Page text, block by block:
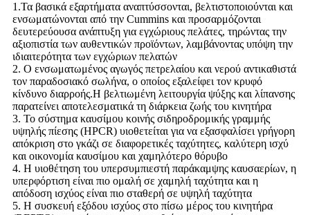
1.Τα βασικά εξαρτήματα αναπτύσσονται, βελτιστοποιούνται και
ενσωματώνονται από την Cummins και προσαρμόζονται
δευτερεύουσα ανάπτυξη για εγχώριους πελάτες, τηρώντας την
αξιοπιστία των αυθεντικών προϊόντων, λαμβάνοντας υπόψη την
ιδιαιτερότητα των εγχώριων πελατών
2. Ο ενσωματωμένος αγωγός πετρελαίου και νερού αντικαθιστά
τον παραδοσιακό σωλήνα, ο οποίος εξαλείφει τον κρυφό
κίνδυνο διαρροής.Η βελτιωμένη λειτουργία ψύξης και λίπανσης
παρατείνει αποτελεσματικά τη διάρκεια ζωής του κινητήρα
3. Το σύστημα καυσίμου κοινής σιδηροδρομικής γραμμής
υψηλής πίεσης (HPCR) υιοθετείται για να εξασφαλίσει γρήγορη
απόκριση στο γκάζι σε διαφορετικές ταχύτητες, καλύτερη ισχύ
και οικονομία καυσίμου και χαμηλότερο θόρυβο
4. Η υιοθέτηση του υπερσυμπιεστή παράκαμψης καυσαερίων, η
υπερφόρτιση είναι πιο ομαλή σε χαμηλή ταχύτητα και η
απόδοση ισχύος είναι πιο σταθερή σε υψηλή ταχύτητα
5. Η συσκευή εξόδου ισχύος στο πίσω μέρος του κινητήρα